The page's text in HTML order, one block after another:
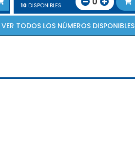
10 DISPONIBLES
VER TODOS LOS NÚMEROS DISPONIBLES